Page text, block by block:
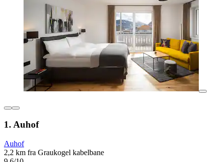
1. Auhof
Auhof
2,2 km fra Graukogel kabelbane